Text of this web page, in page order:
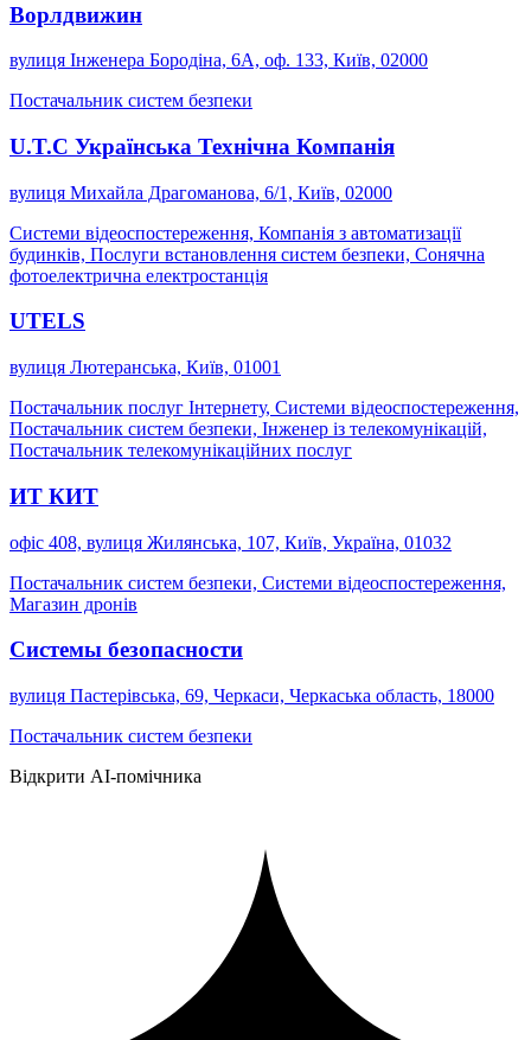
Ворлдвижин
вулиця Інженера Бородіна, 6А, оф. 133, Київ, 02000
Постачальник систем безпеки
U.T.C Українська Технічна Компанія
вулиця Михайла Драгоманова, 6/1, Київ, 02000
Системи відеоспостереження, Компанія з автоматизації
будинків, Послуги встановлення систем безпеки, Сонячна
фотоелектрична електростанція
UTELS
вулиця Лютеранська, Київ, 01001
Постачальник послуг Інтернету, Системи відеоспостереження,
Постачальник систем безпеки, Інженер із телекомунікацій,
Постачальник телекомунікаційних послуг
ИТ КИТ
офіс 408, вулиця Жилянська, 107, Київ, Україна, 01032
Постачальник систем безпеки, Системи відеоспостереження,
Магазин дронів
Системы безопасности
вулиця Пастерівська, 69, Черкаси, Черкаська область, 18000
Постачальник систем безпеки
Відкрити AI-помічника